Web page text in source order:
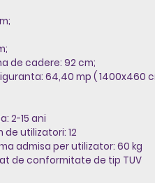
de cadere: 92 cm;
64,40 mp ( 1400x460
2-15 ani
de utilizatori: 12
admisa per utilizator: 60 kg
de conformitate de tip TUV